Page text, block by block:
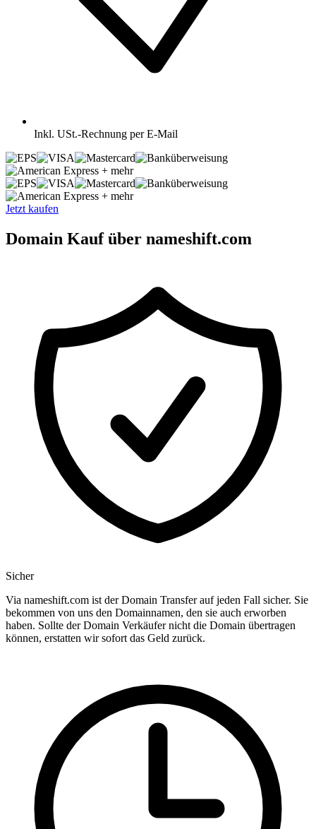
Inkl. USt.-Rechnung per E-Mail
+ mehr
+ mehr
Jetzt kaufen
Domain Kauf über nameshift.com
Sicher
Via nameshift.com ist der Domain Transfer auf jeden Fall sicher. Sie
bekommen von uns den Domainnamen, den sie auch erworben
haben. Sollte der Domain Verkäufer nicht die Domain übertragen
können, erstatten wir sofort das Geld zurück.